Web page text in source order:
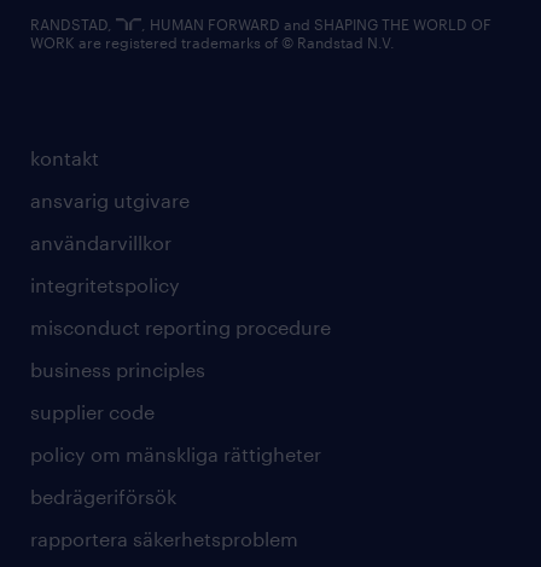
kontakt
ansvarig utgivare
användarvillkor
integritetspolicy
misconduct reporting procedure
business principles
supplier code
policy om mänskliga rättigheter
bedrägeriförsök
rapportera säkerhetsproblem
RANDSTAD,
, HUMAN FORWARD and SHAPING THE WORLD OF
WORK are registered trademarks of © Randstad N.V.